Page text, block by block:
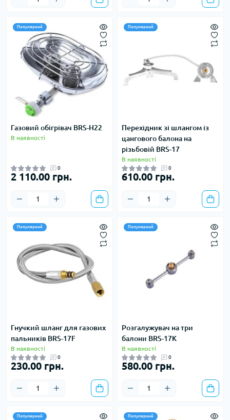
Популярний
Газовий обігрівач BRS-H22
В наявності
0
2 110.00 грн.
Популярний
Перехідник зі шлангом із
цангового балона на
різьбовій BRS-17
В наявності
0
610.00 грн.
Популярний
Гнучкий шланг для газових
пальників BRS-17F
В наявності
0
230.00 грн.
Популярний
Розгалужувач на три
балони BRS-17K
В наявності
0
580.00 грн.
Популярний Популярний